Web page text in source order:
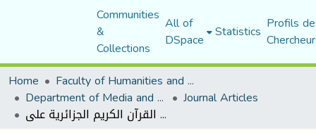
Communities
&
Collections
All of
DSpace Statistics Profils
Home
Faculty of Humanities and Social Sciences
Department of Media and Communication Studies Journal Articles
الوظائف الإعلامية لمواقع الشبكات الاجتماعية دراسة وصفية لصفحة إذاعة القرآن الكريم الجزائرية على facebook